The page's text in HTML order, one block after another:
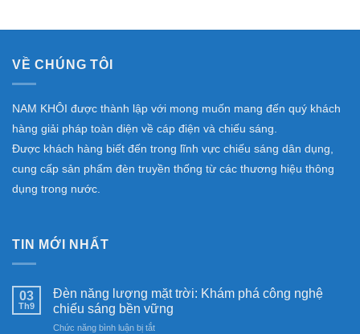
VỀ CHÚNG TÔI
NAM KHÔI được thành lập với mong muốn mang đến quý khách
hàng giải pháp toàn diện về cáp điện và chiếu sáng.
Được khách hàng biết đến trong lĩnh vực chiếu sáng dân dụng,
cung cấp sản phẩm đèn truyền thống từ các thương hiệu thông
dụng trong nước.
TIN MỚI NHẤT
03
Th9
Đèn năng lượng mặt trời: Khám phá công nghệ
chiếu sáng bền vững
Chức năng bình luận bị tắtở